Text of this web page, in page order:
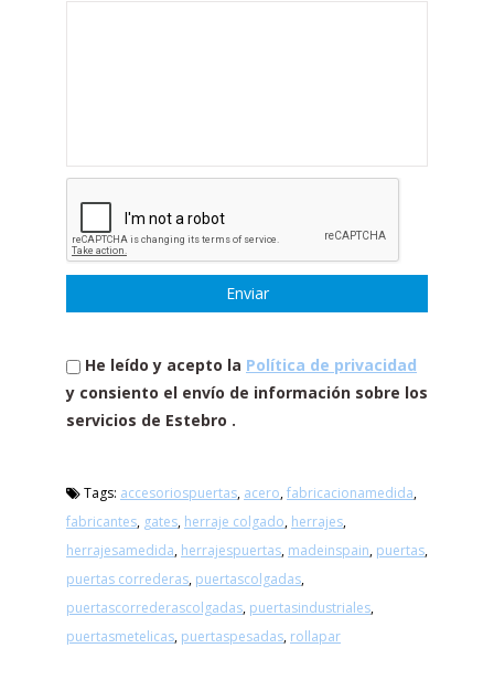
He leído y acepto la Política de privacidad
y consiento el envío de información sobre los
servicios de Estebro .
Tags: accesoriospuertas, acero,fabricacionamedida,
fabricantes, gates, herraje colgado, herrajes,
herrajesamedida, herrajespuertas, madeinspain, puertas,
puertas correderas, puertascolgadas,
puertascorrederascolgadas, puertasindustriales,
puertasmetelicas, puertaspesadas, rollapar